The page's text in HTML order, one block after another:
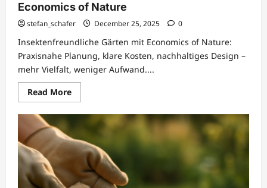
Economics of Nature
stefan_schafer December 25, 2025 0
Insektenfreundliche Gärten mit Economics of Nature:
Praxisnahe Planung, klare Kosten, nachhaltiges Design –
mehr Vielfalt, weniger Aufwand....
Read MoreRead
more
Insektenfreundliche
Gärten
gestalten
mit
Economics
of
Nature